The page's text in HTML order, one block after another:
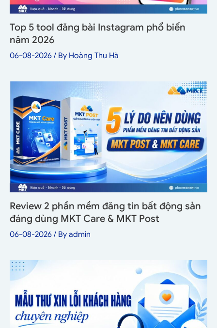
Top 5 tool đăng bài Instagram phổ biến
năm 2026
06-08-2026 / By Hoàng Thu Hà
Review 2 phần mềm đăng tin bất động sản
đáng dùng MKT Care & MKT Post
06-08-2026 / By admin